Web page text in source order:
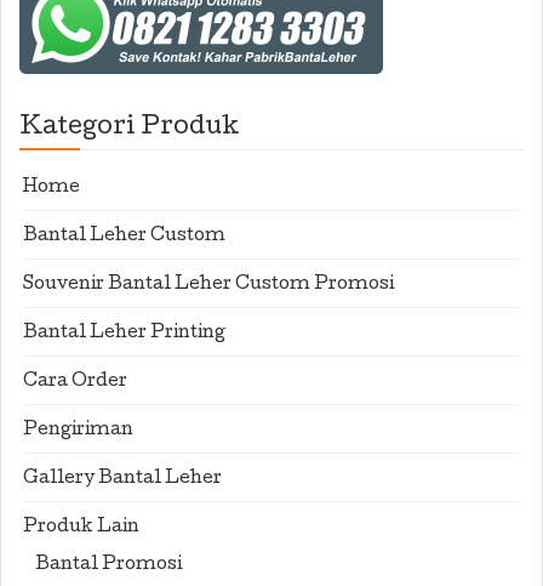
Kategori Produk
Home
Bantal Leher Custom
Souvenir Bantal Leher Custom Promosi
Bantal Leher Printing
Cara Order
Pengiriman
Gallery Bantal Leher
Produk Lain
Bantal Promosi